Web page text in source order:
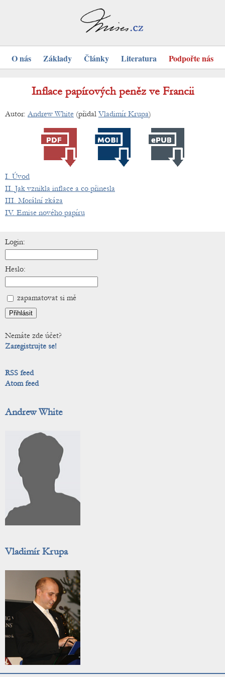
O nás Základy Články Literatura Podpořte nás
Inflace papírových peněz ve Francii
Autor: Andrew White (přidal Vladimír Krupa)
I. Úvod
II. Jak vznikla inflace a co přinesla
III. Morální zkáza
IV. Emise nového papíru
Login:
Heslo:
zapamatovat si mě
Nemáte zde účet?
Zaregistrujte se!
RSS feed
Atom feed
Andrew White
Vladimír Krupa